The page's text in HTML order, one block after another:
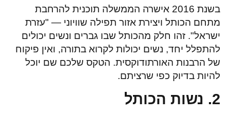
בשנת 2016 אישרה הממשלה תוכנית להרחבת
מתחם הכותל ויצירת אזור תפילה שוויוני — "עזרת
ישראל". זהו חלק מהכותל שבו גברים ונשים יכולים
להתפלל יחד, נשים יכולות לקרוא בתורה, ואין פיקוח
של הרבנות האורתודוקסית. הטקס שלכם שם יוכל
להיות בדיוק כפי שרציתם.
2. נשות הכותל